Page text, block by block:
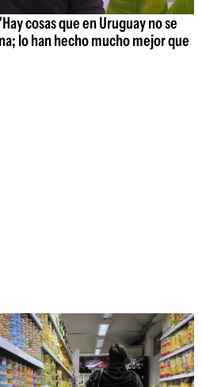
cosas que en Uruguay no se
lo han hecho mucho mejor que